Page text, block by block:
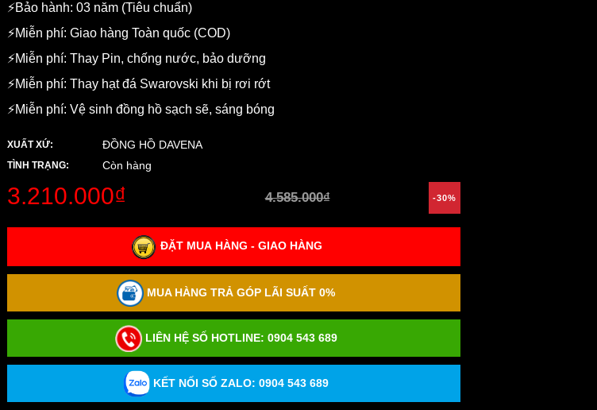
⚡️Bảo hành: 03 năm (Tiêu chuẩn)
⚡️Miễn phí: Giao hàng Toàn quốc (COD)
⚡️Miễn phí: Thay Pin, chống nước, bảo dưỡng
⚡️Miễn phí: Thay hạt đá Swarovski khi bị rơi rớt
⚡️Miễn phí: Vệ sinh đồng hồ sạch sẽ, sáng bóng
XUẤT XỨ: ĐỒNG HỒ DAVENA
TÌNH TRẠNG: Còn hàng
3.210.000₫ 4.585.000₫ -30%
ĐẶT MUA HÀNG - GIAO HÀNG
MUA HÀNG TRẢ GÓP LÃI SUẤT 0%
LIÊN HỆ SỐ HOTLINE: 0904 543 689
KẾT NỐI SỐ ZALO: 0904 543 689